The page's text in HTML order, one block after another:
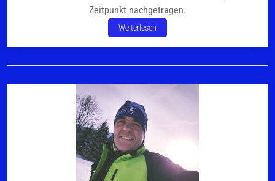
Zeitpunkt nachgetragen.
Weiterlesen